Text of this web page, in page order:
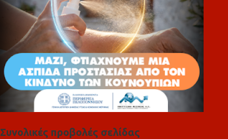
Συνολικές προβολές σελίδας